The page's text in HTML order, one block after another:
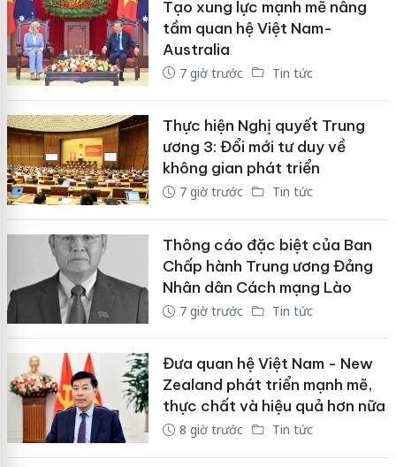
Tạo xung lực mạnh mẽ nâng
tầm quan hệ Việt Nam-
Australia
7 giờ trước Tin tức
Thực hiện Nghị quyết Trung
ương 3: Đổi mới tư duy về
không gian phát triển
7 giờ trước Tin tức
Thông cáo đặc biệt của Ban
Chấp hành Trung ương Đảng
Nhân dân Cách mạng Lào
7 giờ trước Tin tức
Đưa quan hệ Việt Nam - New
Zealand phát triển mạnh mẽ,
thực chất và hiệu quả hơn nữa
8 giờ trước Tin tức